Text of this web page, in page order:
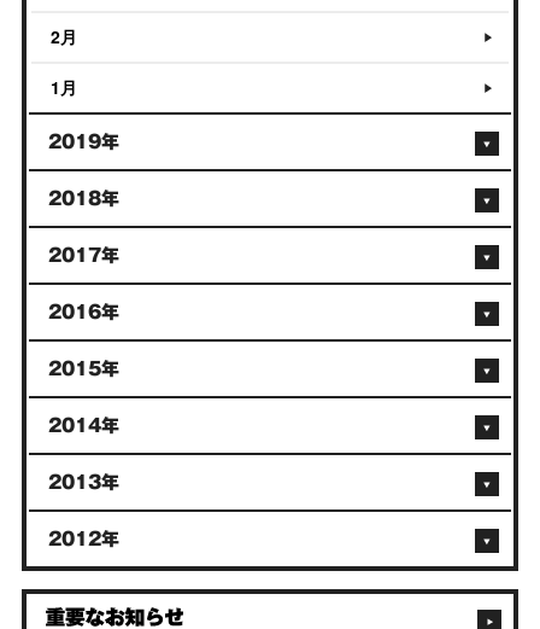
2月
1月
2019年
2018年
2017年
2016年
2015年
2014年
2013年
2012年